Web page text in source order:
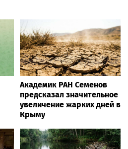
Академик РАН Семенов
предсказал значительное
увеличение жарких дней в
Крыму